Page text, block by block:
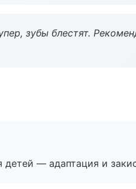
зубы блестят.
детей — адаптация и